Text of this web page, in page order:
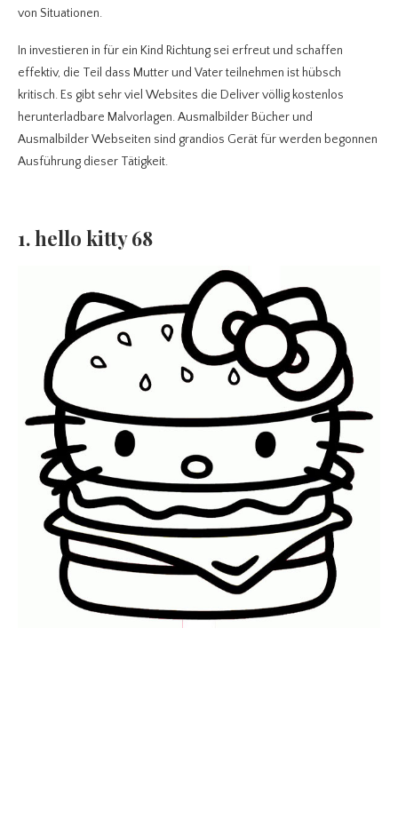
von Situationen.
In investieren in für ein Kind Richtung sei erfreut und schaffen
effektiv, die Teil dass Mutter und Vater teilnehmen ist hübsch
kritisch. Es gibt sehr viel Websites die Deliver völlig kostenlos
herunterladbare Malvorlagen. Ausmalbilder Bücher und
Ausmalbilder Webseiten sind grandios Gerät für werden begonnen
Ausführung dieser Tätigkeit.
1. hello kitty 68